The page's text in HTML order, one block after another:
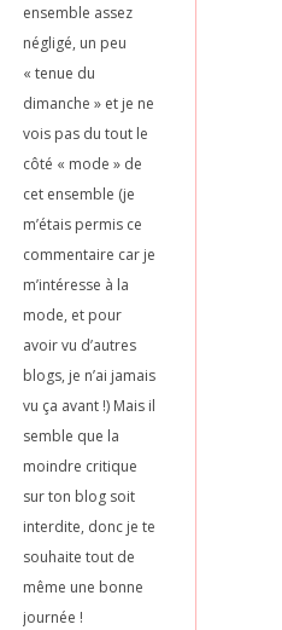
ensemble assez
négligé, un peu
« tenue du
dimanche » et je ne
vois pas du tout le
côté « mode » de
cet ensemble (je
m’étais permis ce
commentaire car je
m’intéresse à la
mode, et pour
avoir vu d’autres
blogs, je n’ai jamais
vu ça avant !) Mais il
semble que la
moindre critique
sur ton blog soit
interdite, donc je te
souhaite tout de
même une bonne
journée !